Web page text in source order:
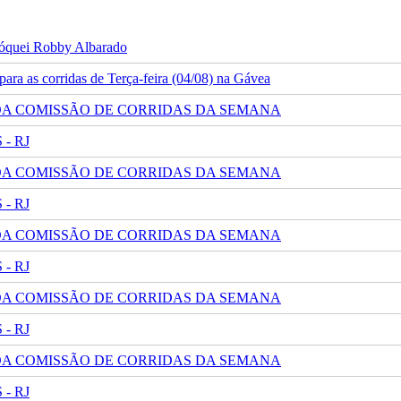
Robby Albarado
as corridas de Terça-feira (04/08) na Gávea
COMISSÃO DE CORRIDAS DA SEMANA
- RJ
COMISSÃO DE CORRIDAS DA SEMANA
- RJ
COMISSÃO DE CORRIDAS DA SEMANA
- RJ
COMISSÃO DE CORRIDAS DA SEMANA
- RJ
COMISSÃO DE CORRIDAS DA SEMANA
- RJ